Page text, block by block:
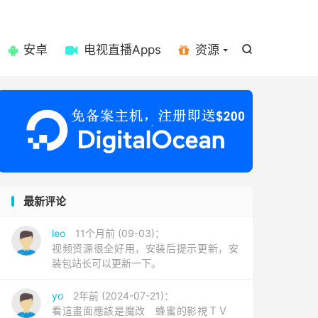

安卓 电视直播Apps 资源
最新评论
leo
11个月前 (09-03)：
视频资源很全好用，安装后提示更新，安
装包站长可以更新一下。
yo
2年前 (2024-07-21)：
看這畫面應該是魔改 蜂蜜的影視ＴＶ